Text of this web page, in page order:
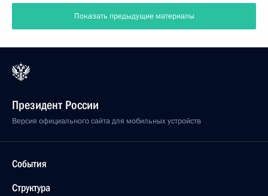
Показать предыдущие материалы
Президент России
Версия официального сайта для мобильных устройств
События
Структура